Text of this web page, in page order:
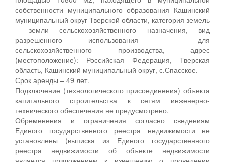
собственности муниципального образования Кашинский
муниципальный округ Тверской области, категория земель
- земли сельскохозяйственного назначения, вид
разрешенного использования — для
сельскохозяйственного производства, адрес
(местоположение): Российская Федерация, Тверская
область, Кашинский муниципальный округ, с.Спасское.
Срок аренды – 49 лет.
Подключение (технологического присоединения) объекта
капитального строительства к сетям инженерно-
технического обеспечения не предусмотрено.
Обременения и ограничения согласно сведениям
Единого государственного реестра недвижимости не
установлены (выписка из Единого государственного
реестра недвижимости об объекте недвижимости